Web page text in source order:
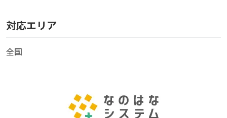
対応エリア
全国